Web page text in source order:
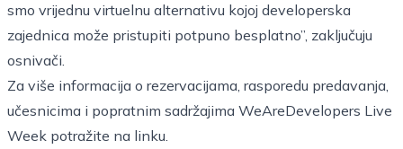
smo vrijednu virtuelnu alternativu kojoj developerska
zajednica može pristupiti potpuno besplatno”, zaključuju
osnivači.
Za više informacija o rezervacijama, rasporedu predavanja,
učesnicima i popratnim sadržajima WeAreDevelopers Live
Week potražite na linku.